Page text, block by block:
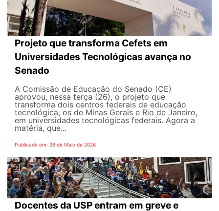
Projeto que transforma Cefets em
Universidades Tecnológicas avança no
Senado
A Comissão de Educação do Senado (CE)
aprovou, nessa terça (26), o projeto que
transforma dois centros federais de educação
tecnológica, os de Minas Gerais e Rio de Janeiro,
em universidades tecnológicas federais. Agora a
matéria, que...
Publicado em: 28 de Maio de 2026
Docentes da USP entram em greve e